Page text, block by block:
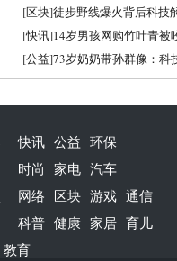
[区块]徒步野线爆火背后科技
[快讯]14岁男孩网购竹叶青被
[公益]73岁奶奶带孙群像：科
快讯 公益 环保
时尚 家电 汽车
网络 区块 游戏 通信
科普 健康 家居 育儿
教育